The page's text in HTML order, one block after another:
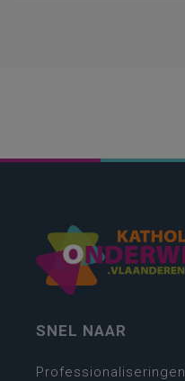
SNEL NAAR
Professionaliseringen